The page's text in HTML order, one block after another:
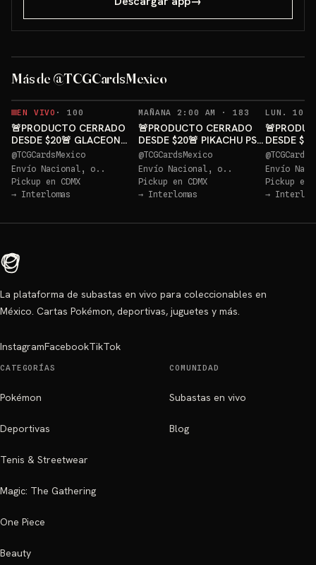
Más de @TCGCardsMexico
EN VIVO · 100
🚨PRODUCTO CERRADO
DESDE $20🚨 GLACEON
PSA 10 GRATIS
@TCGCardsMexico
Envío Nacional, o..
Pickup en CDMX
→ Interlomas
MAÑANA 2:00 AM · 183
🚨PRODUCTO CERRADO
DESDE $20🚨 PIKACHU PSA
10 GRATIS
@TCGCardsMexico
Envío Nacional, o..
Pickup en CDMX
→ Interlomas
DESDE
PIKACHU
@
Envío
Pickup en
→
La plataforma de subastas en vivo para coleccionables en
México. Cartas Pokémon, deportivas, juguetes y más.
InstagramFacebookTikTok
CATEGORÍAS
Pokémon
Deportivas
Tenis & Streetwear
Magic: The Gathering
One Piece
Beauty
COMUNIDAD
Subastas en vivo
Blog